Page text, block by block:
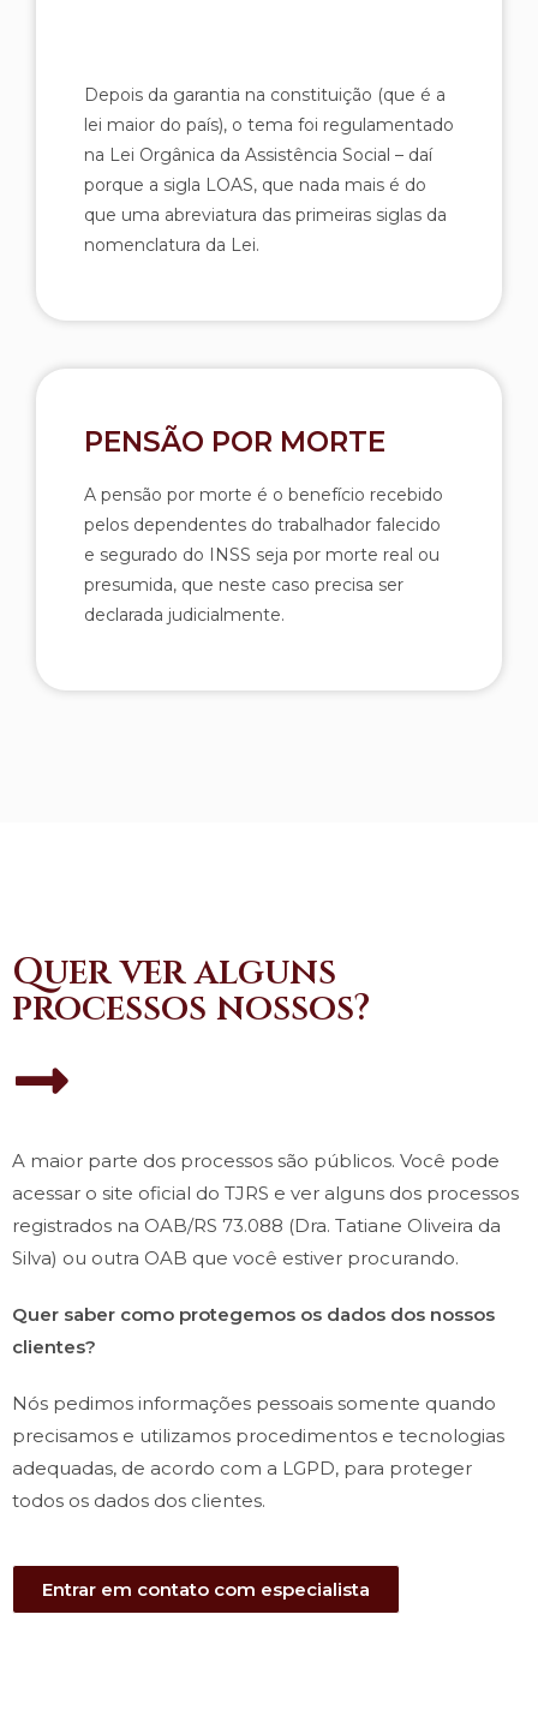
Depois da garantia na constituição (que é a
lei maior do país), o tema foi regulamentado
na Lei Orgânica da Assistência Social – daí
porque a sigla LOAS, que nada mais é do
que uma abreviatura das primeiras siglas da
nomenclatura da Lei.
PENSÃO POR MORTE
A pensão por morte é o benefício recebido
pelos dependentes do trabalhador falecido
e segurado do INSS seja por morte real ou
presumida, que neste caso precisa ser
declarada judicialmente.
Quer ver alguns
processos nossos?
A maior parte dos processos são públicos. Você pode
acessar o site oficial do TJRS e ver alguns dos processos
registrados na OAB/RS 73.088 (Dra. Tatiane Oliveira da
Silva) ou outra OAB que você estiver procurando.
Quer saber como protegemos os dados dos nossos
clientes?
Nós pedimos informações pessoais somente quando
precisamos e utilizamos procedimentos e tecnologias
adequadas, de acordo com a LGPD, para proteger
todos os dados dos clientes.
Entrar em contato com especialista